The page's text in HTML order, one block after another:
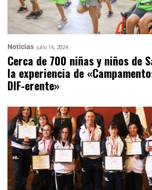
Noticias julio 16, 2024
Cerca de 700 niñas y niños de
la experiencia de
DIF-erente»